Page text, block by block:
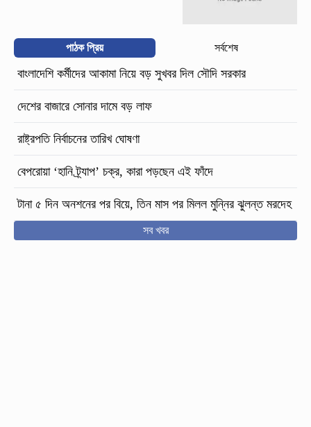
পাঠক প্রিয় সর্বশেষ
বাংলাদেশি কর্মীদের আকামা নিয়ে বড় সুখবর দিল সৌদি সরকার
দেশের বাজারে সোনার দামে বড় লাফ
রাষ্ট্রপতি নির্বাচনের তারিখ ঘোষণা
বেপরোয়া ‘হানি ট্র্যাপ’ চক্র, কারা পড়ছেন এই ফাঁদে
টানা ৫ দিন অনশনের পর বিয়ে, তিন মাস পর মিলল মুন্নির ঝুলন্ত মরদেহ
সব খবর